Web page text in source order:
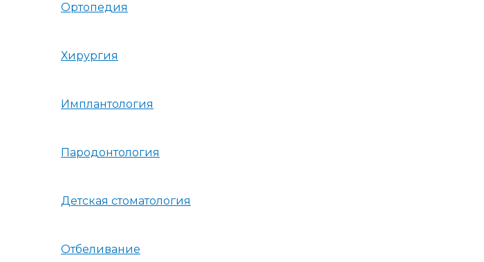
Ортопедия
Хирургия
Имплантология
Пародонтология
Детская стоматология
Отбеливание